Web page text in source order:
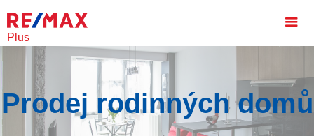
Plus
Prodej rodinných domů